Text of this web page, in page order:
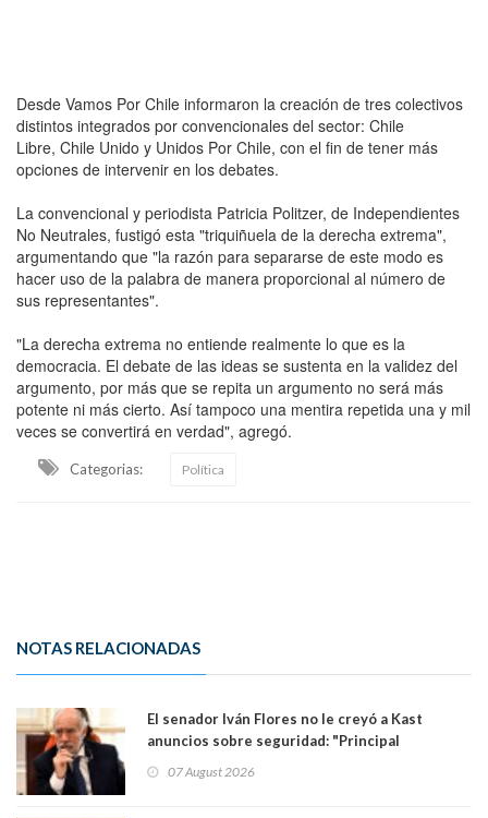
Desde Vamos Por Chile informaron la creación de tres colectivos
distintos integrados por convencionales del sector: Chile
Libre, Chile Unido y Unidos Por Chile, con el fin de tener más
opciones de intervenir en los debates.
La convencional y periodista Patricia Politzer, de Independientes
No Neutrales, fustigó esta "triquiñuela de la derecha extrema",
argumentando que "la razón para separarse de este modo es
hacer uso de la palabra de manera proporcional al número de
sus representantes".
"La derecha extrema no entiende realmente lo que es la
democracia. El debate de las ideas se sustenta en la validez del
argumento, por más que se repita un argumento no será más
potente ni más cierto. Así tampoco una mentira repetida una y mil
veces se convertirá en verdad", agregó.
Categorias: Política
NOTAS RELACIONADAS
El senador Iván Flores no le creyó a Kast
anuncios sobre seguridad: "Principal
perseguir ruta del dinero y levantar secreto
07 August 2026